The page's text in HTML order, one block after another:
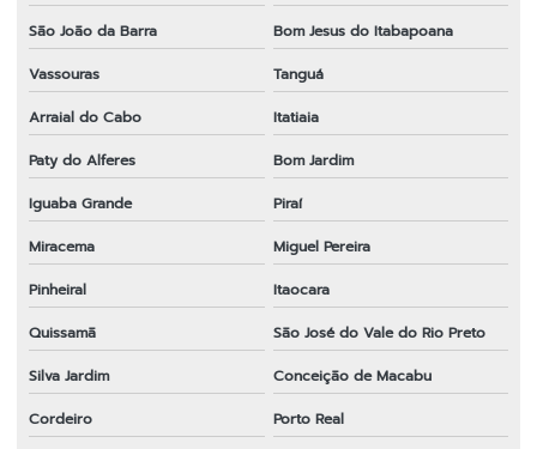
Peças para roçadeira importada em sp
Peças para roçadeira rj
Peças para roçadeira em sp
Peças para roçadeira em sp
Ponteira completa para roçadeira
Preço de faca para roçadeira
Roçadeira 43cc
Roçadeira em sp
Sabre para motosserra em sp
São João da Barra
Bom Jesus do Itabapoana
Vassouras
Tanguá
Arraial do Cabo
Itatiaia
Paty do Alferes
Bom Jardim
Iguaba Grande
Piraí
Miracema
Miguel Pereira
Pinheiral
Itaocara
Quissamã
São José do Vale do Rio Preto
Silva Jardim
Conceição de Macabu
Cordeiro
Porto Real